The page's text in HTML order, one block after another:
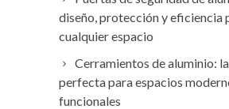
diseño, protección y eficiencia
cualquier espacio
Cerramientos de aluminio:
perfecta para espacios
funcionales